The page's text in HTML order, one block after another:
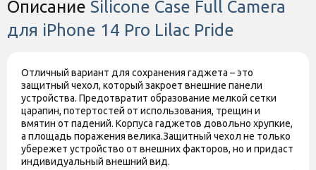
Описание Silicone Case Full Camera
для iPhone 14 Pro Lilac Pride
Отличный вариант для сохранения гаджета – это
защитный чехол, который закроет внешние панели
устройства. Предотвратит образование мелкой сетки
царапин, потертостей от использования, трещин и
вмятин от падений. Корпуса гаджетов довольно хрупкие,
а площадь поражения велика.Защитный чехол не только
убережет устройство от внешних факторов, но и придаст
индивидуальный внешний вид.